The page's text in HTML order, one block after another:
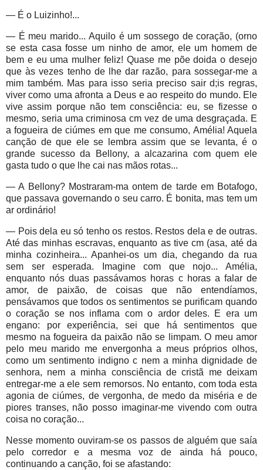
— É o Luizinho!...
— É meu marido... Aquilo é um sossego de coração, (orno
se esta casa fosse um ninho de amor, ele um homem de
bem e eu uma mulher feliz! Quase me põe doida o desejo
que às vezes tenho de lhe dar razão, para sossegar-me a
mim também. Mas para isso seria preciso sair d;is regras,
viver como uma afronta a Deus e ao respeito do mundo. Ele
vive assim porque não tem consciência: eu, se fizesse o
mesmo, seria uma criminosa cm vez de uma desgraçada. E
a fogueira de ciúmes em que me consumo, Amélia! Aquela
canção de que ele se lembra assim que se levanta, é o
grande sucesso da Bellony, a alcazarina com quem ele
gasta tudo o que lhe cai nas mãos rotas...
— A Bellony? Mostraram-ma ontem de tarde em Botafogo,
que passava governando o seu carro. É bonita, mas tem um
ar ordinário!
— Pois dela eu só tenho os restos. Restos dela e de outras.
Até das minhas escravas, enquanto as tive cm (asa, até da
minha cozinheira... Apanhei-os um dia, chegando da rua
sem ser esperada. Imagine com que nojo... Amélia,
enquanto nós duas passávamos horas c horas a falar de
amor, de paixão, de coisas que não entendíamos,
pensávamos que todos os sentimentos se purificam quando
o coração se nos inflama com o ardor deles. E era um
engano: por experiência, sei que há sentimentos que
mesmo na fogueira da paixão não se limpam. O meu amor
pelo meu marido me envergonha a meus próprios olhos,
como um sentimento indigno c nem a minha dignidade de
senhora, nem a minha consciência de cristã me deixam
entregar-me a ele sem remorsos. No entanto, com toda esta
agonia de ciúmes, de vergonha, de medo da miséria e de
piores transes, não posso imaginar-me vivendo com outra
coisa no coração...
Nesse momento ouviram-se os passos de alguém que saía
pelo corredor e a mesma voz de ainda há pouco,
continuando a canção, foi se afastando: